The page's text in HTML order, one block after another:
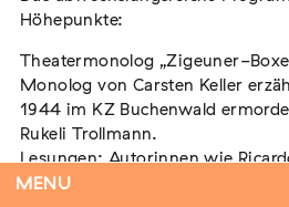
MENU
Antiziganismus in
ExternMARKUS END
04. September 2026 Aachen
Höhepunkte:
Theatermonolog „Zigeuner-
Monolog von Carsten Keller
1944 im KZ Buchenwald
Rukeli Trollmann.
Lesungen: Autorinnen wie
(„Eisig weht der kalte Wind“),